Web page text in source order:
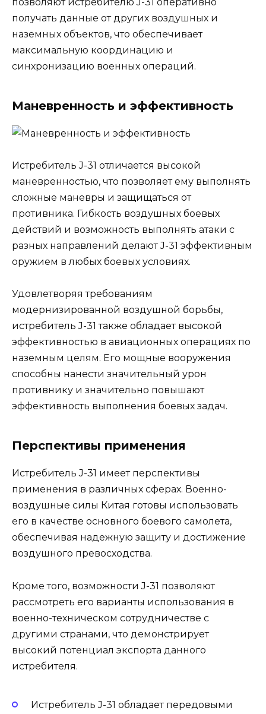
получать данные от других воздушных и
наземных объектов, что обеспечивает
максимальную координацию и
синхронизацию военных операций.
Маневренность и эффективность
Истребитель J-31 отличается высокой
маневренностью, что позволяет ему выполнять
сложные маневры и защищаться от
противника. Гибкость воздушных боевых
действий и возможность выполнять атаки с
разных направлений делают J-31 эффективным
оружием в любых боевых условиях.
Удовлетворяя требованиям
модернизированной воздушной борьбы,
истребитель J-31 также обладает высокой
эффективностью в авиационных операциях по
наземным целям. Его мощные вооружения
способны нанести значительный урон
противнику и значительно повышают
эффективность выполнения боевых задач.
Перспективы применения
Истребитель J-31 имеет перспективы
применения в различных сферах. Военно-
воздушные силы Китая готовы использовать
его в качестве основного боевого самолета,
обеспечивая надежную защиту и достижение
воздушного превосходства.
Кроме того, возможности J-31 позволяют
рассмотреть его варианты использования в
военно-техническом сотрудничестве с
другими странами, что демонстрирует
высокий потенциал экспорта данного
истребителя.
Истребитель J-31 обладает передовыми